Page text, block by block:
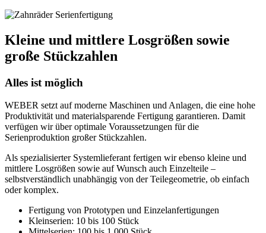
Kleine und mittlere Losgrößen sowie
große Stückzahlen
Alles ist möglich
WEBER setzt auf moderne Maschinen und Anlagen, die eine hohe
Produktivität und materialsparende Fertigung garantieren. Damit
verfügen wir über optimale Voraussetzungen für die
Serienproduktion großer Stückzahlen.
Als spezialisierter Systemlieferant fertigen wir ebenso kleine und
mittlere Losgrößen sowie auf Wunsch auch Einzelteile –
selbstverständlich unabhängig von der Teilegeometrie, ob einfach
oder komplex.
Fertigung von Prototypen und Einzelanfertigungen
Kleinserien: 10 bis 100 Stück